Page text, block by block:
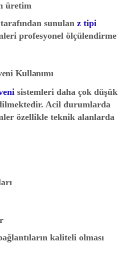
üretim
sunulan z tipi
profesyonel ölçülendirme
Kullanımı
sistemleri daha çok düşük
Acil durumlarda
özellikle teknik alanlarda
kaliteli olması